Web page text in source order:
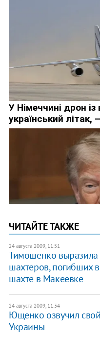
ЧИТАЙТЕ ТАКЖЕ
24 августа 2009, 11:51
Тимошенко выразила
шахтеров, погибших
шахте в Макеевке
24 августа 2009, 11:34
Ющенко озвучил
Украины